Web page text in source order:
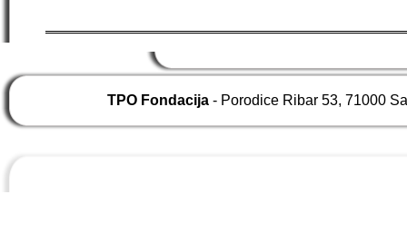
TPO Fondacija - Porodice Ribar 53, 71000